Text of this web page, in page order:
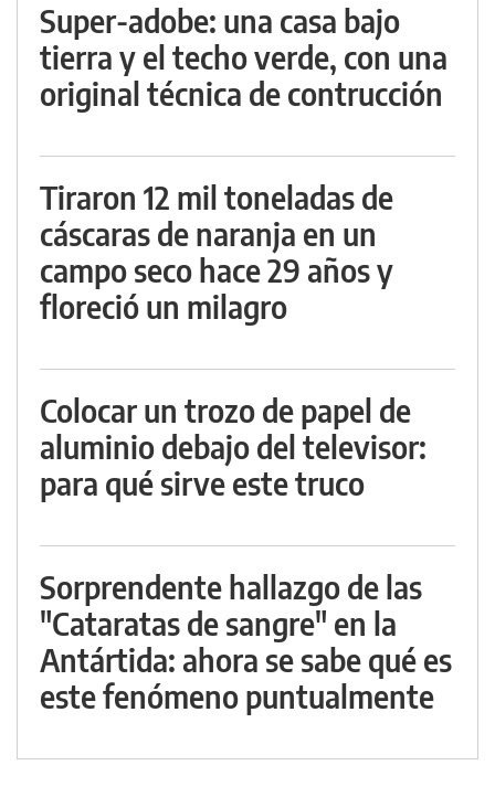
Super-adobe: una casa bajo
tierra y el techo verde, con una
original técnica de contrucción
Tiraron 12 mil toneladas de
cáscaras de naranja en un
campo seco hace 29 años y
floreció un milagro
Colocar un trozo de papel de
aluminio debajo del televisor:
para qué sirve este truco
Sorprendente hallazgo de las
"Cataratas de sangre" en la
Antártida: ahora se sabe qué es
este fenómeno puntualmente